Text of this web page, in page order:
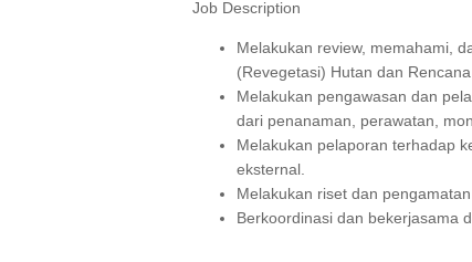
Job Description
Melakukan review, memahami,
(Revegetasi) Hutan dan
Melakukan pengawasan dan
dari penanaman, perawatan,
Melakukan pelaporan terhadap
eksternal.
Melakukan riset dan
Berkoordinasi dan bekerjasama